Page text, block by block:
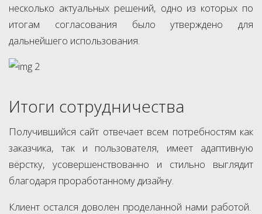
несколько актуальных решений, одно из которых по
итогам согласования было утверждено для
дальнейшего использования.
Итоги сотрудничества
Получившийся сайт отвечает всем потребностям как
заказчика, так и пользователя, имеет адаптивную
вёрстку, усовершенствованно и стильно выглядит
благодаря проработанному дизайну.
Клиент остался доволен проделанной нами работой.